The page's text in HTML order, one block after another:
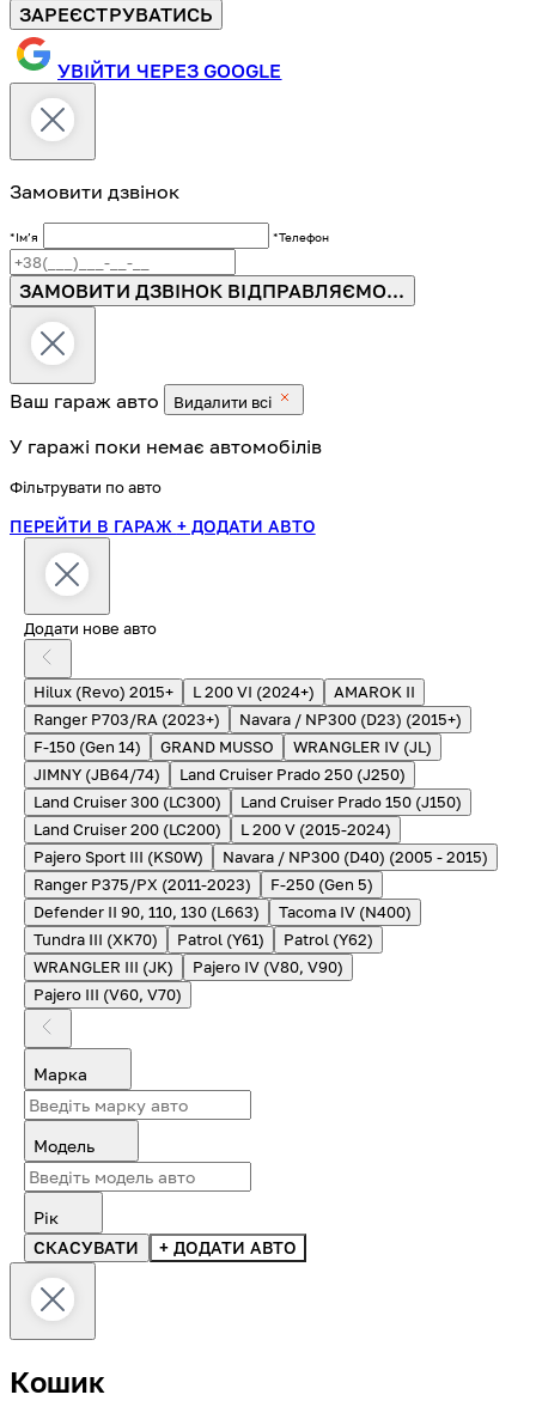
ЗАРЕЄСТРУВАТИСЬ
УВІЙТИ ЧЕРЕЗ GOOGLE
Замовити дзвінок
*Імʼя *Телефон
ЗАМОВИТИ ДЗВІНОК ВІДПРАВЛЯЄМО...
Ваш гараж авто Видалити всі
У гаражі поки немає автомобілів
Фільтрувати по авто
ПЕРЕЙТИ В ГАРАЖ + ДОДАТИ АВТО
Додати нове авто
Hilux (Revo) 2015+ L 200 VI (2024+)
AMAROK II
Ranger P703/RA (2023+)
Navara / NP300 (D23) (2015+)
F-150 (Gen 14)
GRAND MUSSO
WRANGLER IV (JL)
JIMNY (JB64/74)
Land Cruiser Prado 250 (J250)
Land Cruiser 300 (LC300)
Land Cruiser Prado 150 (J150)
Land Cruiser 200 (LC200)
L 200 V (2015-2024)
Pajero Sport III (KS0W)
Navara / NP300 (D40) (2005 - 2015)
Ranger P375/PX (2011-2023)
F-250 (Gen 5)
Defender II 90, 110, 130 (L663)
Tacoma IV (N400)
Tundra III (XK70)
Patrol (Y61)
Patrol (Y62)
WRANGLER III (JK)
Pajero IV (V80, V90)
Pajero III (V60, V70)
Марка
Модель
Рік
СКАСУВАТИ
+ ДОДАТИ АВТО
Кошик